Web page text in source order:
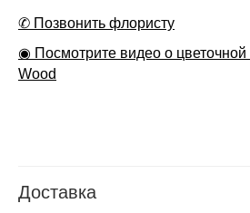
✆ Позвонить флористу
◉ Посмотрите видео о цветочной
Wood
Доставка